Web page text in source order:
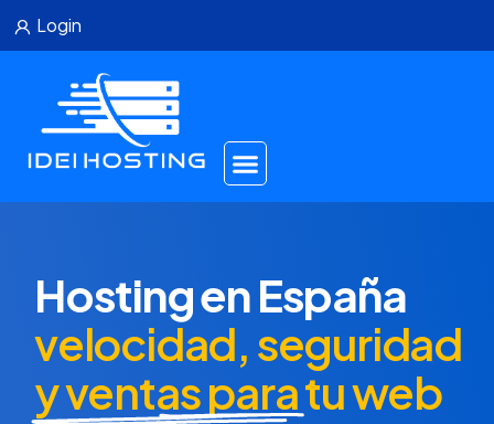
Login
Hosting en España
velocidad, seguridad
y ventas para tu web